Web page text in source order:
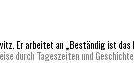
Er arbeitet an „Beständig ist
durch Tageszeiten und